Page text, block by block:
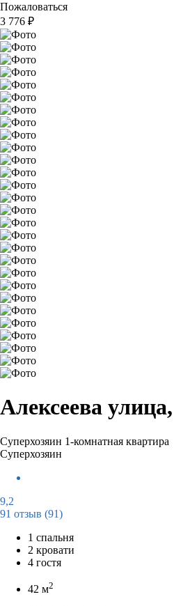
Пожаловаться
3 776 ₽
Алексеева
Суперхозяин 1-комнатная квартира
Суперхозяин
9,2
91 отзыв (91)
1 спальня
2 кровати
4 гостя
42 м2